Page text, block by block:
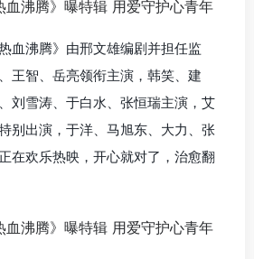
血沸腾》由邢文雄编剧并担任监
王智、岳亮领衔主演，韩笑、建
刘雪涛、于白水、张恒瑞主演，艾
别出演，于洋、马旭东、大力、张
在欢乐热映，开心就对了，治愈翻